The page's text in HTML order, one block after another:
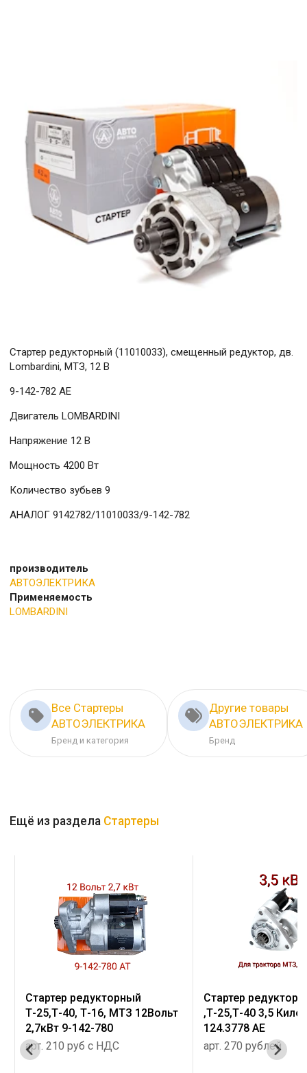
Стартер редукторный (11010033), смещенный редуктор, дв.
Lombardini, МТЗ, 12 В
9-142-782 AE
Двигатель LOMBARDINI
Напряжение 12 В
Мощность 4200 Вт
Количество зубьев 9
АНАЛОГ 9142782/11010033/9-142-782
производитель
АВТОЭЛЕКТРИКА
Применяемость
LOMBARDINI
Все Стартеры
АВТОЭЛЕКТРИКА
Бренд и категория
Другие товары
АВТОЭЛЕКТРИКА
Бренд
Ещё из раздела Стартеры
Стартер редукторный МТЗ
,Т-25,Т-40 3,5 Киловатт
124.3778 AE
арт. 270 рублей
Стартер с
12Вольт 2,8/4,2
Т-25, Т-40
арт. 240 руб с НДС